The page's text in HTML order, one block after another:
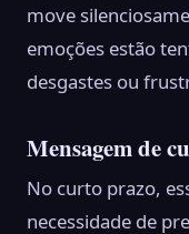
move
emoções estão
desgastes ou
Mensagem de
No curto prazo,
necessidade de